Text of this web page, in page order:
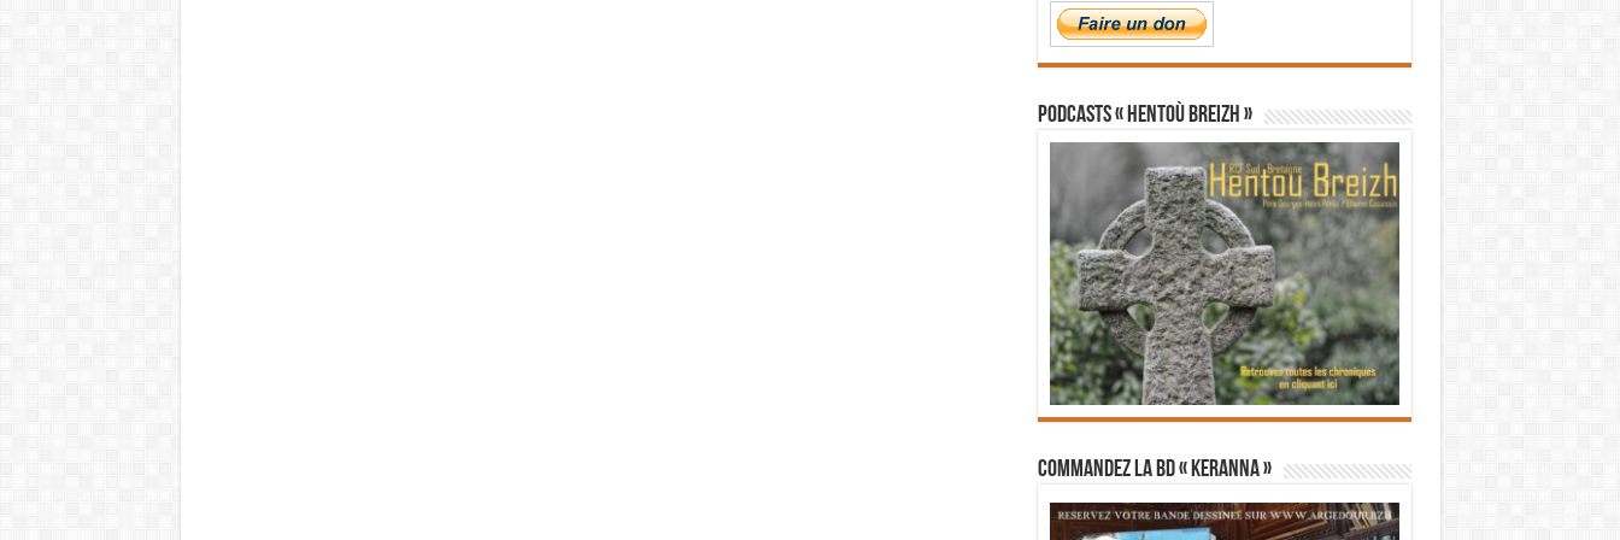
PODCASTS « Hentoù Breizh »
Commandez la BD « Keranna »